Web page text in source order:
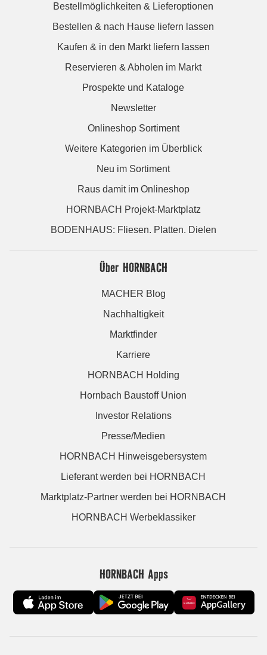
Bestellmöglichkeiten & Lieferoptionen
Bestellen & nach Hause liefern lassen
Kaufen & in den Markt liefern lassen
Reservieren & Abholen im Markt
Prospekte und Kataloge
Newsletter
Onlineshop Sortiment
Weitere Kategorien im Überblick
Neu im Sortiment
Raus damit im Onlineshop
HORNBACH Projekt-Marktplatz
BODENHAUS: Fliesen. Platten. Dielen
Über HORNBACH
MACHER Blog
Nachhaltigkeit
Marktfinder
Karriere
HORNBACH Holding
Hornbach Baustoff Union
Investor Relations
Presse/Medien
HORNBACH Hinweisgebersystem
Lieferant werden bei HORNBACH
Marktplatz-Partner werden bei HORNBACH
HORNBACH Werbeklassiker
HORNBACH Apps